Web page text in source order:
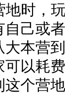
时，
自己或
大本营
可以耗
这个营